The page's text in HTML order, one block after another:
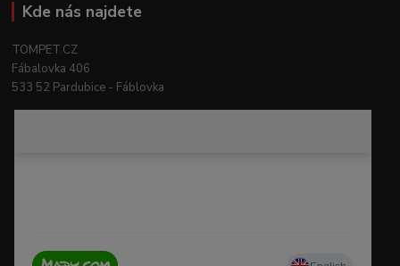
Kde nás najdete
TOMPET.CZ
Fábalovka 406
533 52 Pardubice - Fáblovka